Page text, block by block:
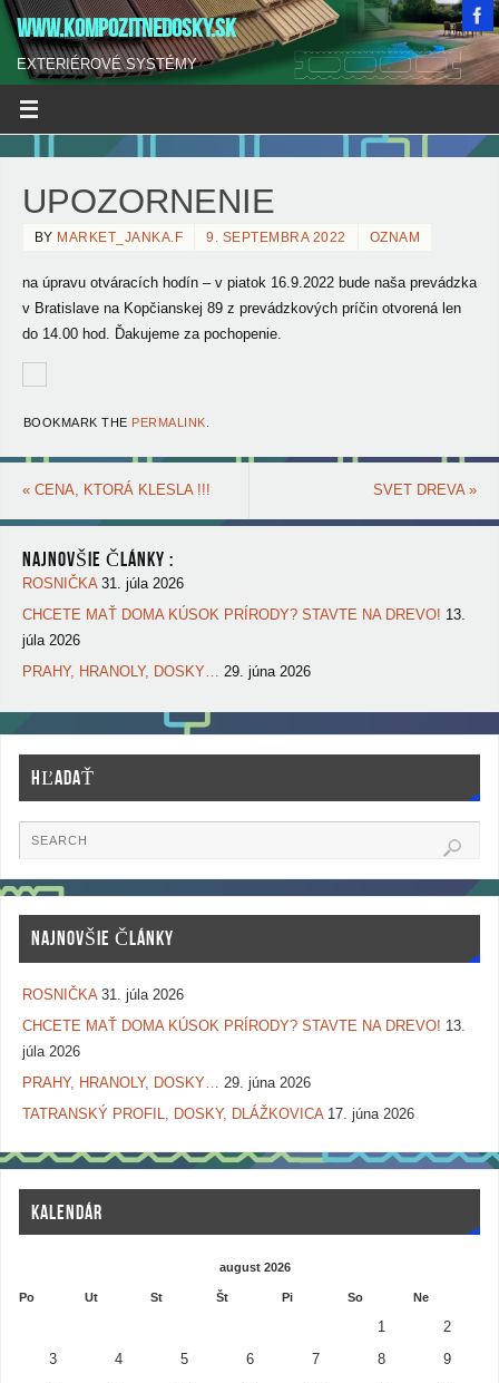
WWW.KOMPOZITNEDOSKY.SK
EXTERIÉROVÉ SYSTÉMY
UPOZORNENIE
BY MARKET_JANKA.F 9. SEPTEMBRA 2022 OZNAM
na úpravu otváracích hodín – v piatok 16.9.2022 bude naša prevádzka
v Bratislave na Kopčianskej 89 z prevádzkových príčin otvorená len
do 14.00 hod. Ďakujeme za pochopenie.
BOOKMARK THE PERMALINK
«CENA, KTORÁ KLESLA !!! SVET DREVA»
NAJNOVŠIE ČLÁNKY :
ROSNIČKA 31. júla 2026
CHCETE MAŤ DOMA KÚSOK PRÍRODY? STAVTE NA DREVO! 13.
júla 2026
PRAHY, HRANOLY, DOSKY…
29. júna 2026
HĽADAŤ
NAJNOVŠIE ČLÁNKY
ROSNIČKA 31. júla 2026
CHCETE MAŤ DOMA KÚSOK PRÍRODY? STAVTE NA DREVO! 13.
júla 2026
PRAHY, HRANOLY, DOSKY… 29. júna 2026
TATRANSKÝ PROFIL, DOSKY, DLÁŽKOVICA 17. júna 2026
KALENDÁR
august 2026
Po Ut St Št Pi So Ne
1 2
3 4 5 6 7 8 9